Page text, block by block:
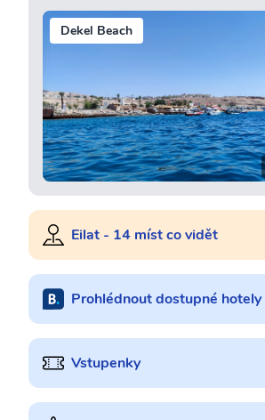
Dekel Beach
Eilat - 14 míst co vidět
Prohlédnout dostupné hotely
Vstupenky